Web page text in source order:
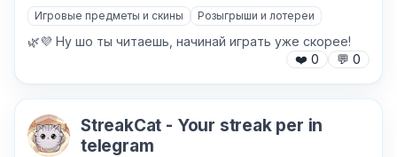
Игровые предметы и скины Розыгрыши и лотереи
🌿💜 Ну шо ты читаешь, начинай играть уже скорее!
❤️ 0 💬 0
StreakCat - Your streak per in
telegram